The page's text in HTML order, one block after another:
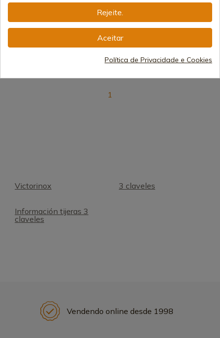
Albainox Dupla Injeção
Envio de 7-15 dias
1
Victorinox 3 claveles
Información tijeras 3
claveles
Vendendo online desde 1998
Rejeite.
Aceitar
Política de Privacidade e Cookies